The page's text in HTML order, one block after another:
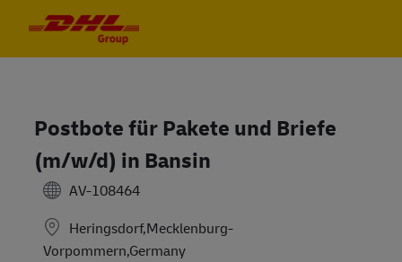
Postbote für Pakete und Briefe
(m/w/d) in Bansin
AV-108464
Heringsdorf,Mecklenburg-
Vorpommern,Germany